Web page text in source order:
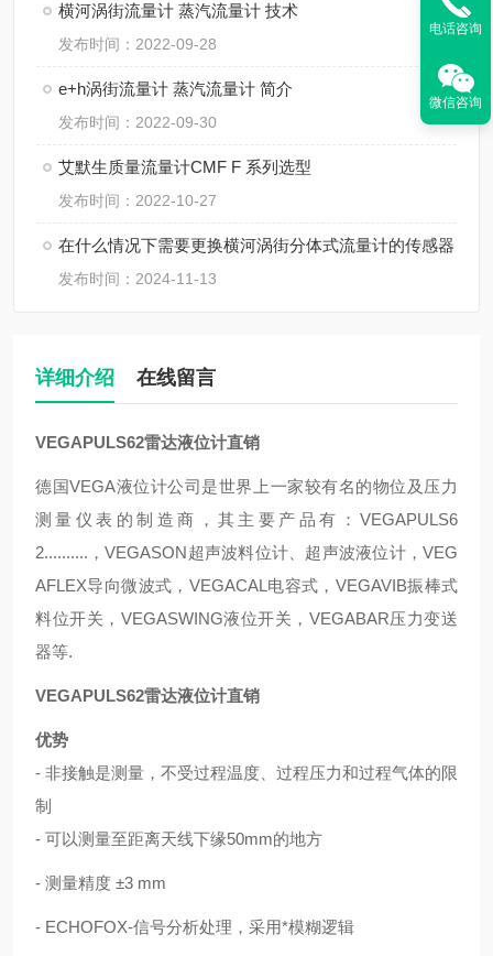
横河涡街流量计 蒸汽流量计 技术
发布时间：2022-09-28
e+h涡街流量计 蒸汽流量计 简介
发布时间：2022-09-30
艾默生质量流量计CMF F 系列选型
发布时间：2022-10-27
在什么情况下需要更换横河涡街分体式流量计的传感器
发布时间：2024-11-13
详细介绍 在线留言
VEGAPULS62雷达液位计直销
德国VEGA液位计公司是世界上一家较有名的物位及压力
测量仪表的制造商，其主要产品有：VEGAPULS6
2..........，VEGASON超声波料位计、超声波液位计，VEG
AFLEX导向微波式，VEGACAL电容式，VEGAVIB振棒式
料位开关，VEGASWING液位开关，VEGABAR压力变送
器等.
VEGAPULS62雷达液位计直销
优势
- 非接触是测量，不受过程温度、过程压力和过程气体的限
制
- 可以测量至距离天线下缘50mm的地方
- 测量精度 ±3 mm
- ECHOFOX-信号分析处理，采用*模糊逻辑
电话咨询
微信咨询